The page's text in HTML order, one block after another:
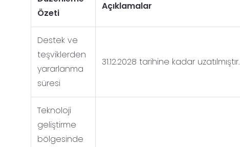
Özeti
Açıklamalar
Destek ve
teşviklerden
yararlanma
süresi
31.12.2028 tarihine kadar uzatılmıştır.
Teknoloji
geliştirme
bölgesinde